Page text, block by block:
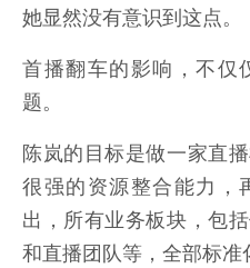
她显然没有意识到这点。
首播翻车的影响，不仅
题。
陈岚的目标是做一家直
很强的资源整合能力，
出，所有业务板块，包
和直播团队等，全部标准